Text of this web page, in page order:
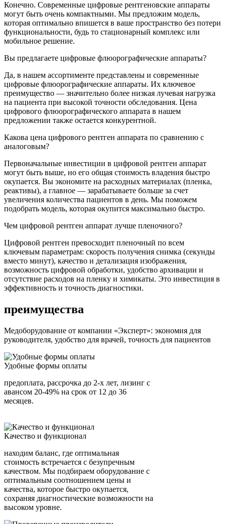
Конечно. Современные цифровые рентгеновские аппараты
могут быть очень компактными. Мы предложим модель,
которая оптимально впишется в ваше пространство без потери
функциональности, будь то стационарный комплекс или
мобильное решение.
Вы предлагаете цифровые флюорографические аппараты?
Да, в нашем ассортименте представлены и современные
цифровые флюорографические аппараты. Их ключевое
преимущество — значительно более низкая лучевая нагрузка
на пациента при высокой точности обследования. Цена
цифрового флюорографического аппарата в нашем
предложении также остается конкурентной.
Какова цена цифрового рентген аппарата по сравнению с
аналоговым?
Первоначальные инвестиции в цифровой рентген аппарат
могут быть выше, но его общая стоимость владения быстро
окупается. Вы экономите на расходных материалах (пленка,
реактивы), а главное — зарабатываете больше за счет
увеличения количества пациентов в день. Мы поможем
подобрать модель, которая окупится максимально быстро.
Чем цифровой рентген аппарат лучше пленочного?
Цифровой рентген превосходит пленочный по всем
ключевым параметрам: скорость получения снимка (секунды
вместо минут), качество и детализация изображения,
возможность цифровой обработки, удобство архивации и
отсутствие расходов на пленку и химикаты. Это инвестиция в
эффективность и точность диагностики.
преимущества
Медоборудование от компании «Эксперт»: экономия для
руководителя, удобство для врачей, точность для пациентов
Удобные формы оплаты
предоплата, рассрочка до 2-х лет, лизинг с
авансом 20-49% на срок от 12 до 36
месяцев.
Качество и функционал
находим баланс, где оптимальная
стоимость встречается с безупречным
качеством. Мы подбираем оборудование с
оптимальным соотношением цены и
качества, которое быстро окупается,
сохраняя диагностические возможности на
высоком уровне.